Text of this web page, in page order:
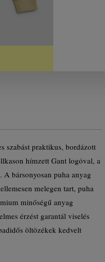
szabást praktikus, bordázott
hímzett Gant logóval, a
bársonyosan puha anyag
melegen tart, puha
minőségű anyag
érzést garantál viselés
öltözékek kedvelt